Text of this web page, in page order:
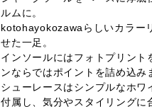
ルムに。
kotohayokozawaらしいカラー
せた一足。
インソールにはフォトプリント
ンならではポイントを詰め込み
シューレースはシンプルなホ
付属し、気分やスタイリング